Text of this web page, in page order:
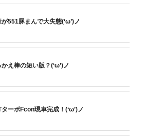
が551豚まんで大失態(‘ω’)ノ
え棒の短い版？(‘ω’)ノ
ーボFcon現車完成！(‘ω’)ノ